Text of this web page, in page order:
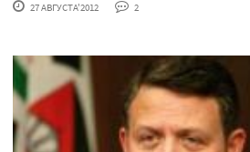
27 АВГУСТА'2012 2